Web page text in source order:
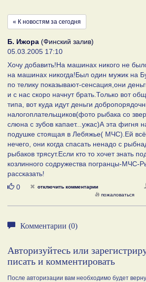
« К новостям за сегодня
Б. Ижора (Финский залив)
05.03.2005 17:10
Хочу добавить!На машинах никого не
на машинах никогда!Был один мужик на
по телику показывают-сенсация,они
и с нас скоро начнут брать.Только вот
типа, вот куда идут деньги
налогоплательщиков(фото рыбака со
слюна с зубов капает...ужас)А эта фигня
подушке стоящая в Лебяжье( МЧС).Ей всё
нечего, они когда спасать ненадо с
рыбаков трясут.Если кто то хочет знать
козлинного содружества погранцы-МЧС-
рассказать!
Нравится
0 отключить комментарии
пожаловаться
Комментарии (0)
Авторизуйтесь или
писать и комментировать
После авторизации вам необходимо будет